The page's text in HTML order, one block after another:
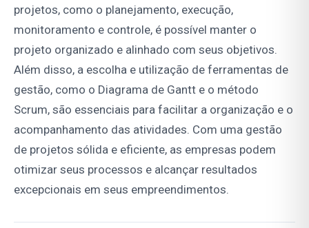
projetos, como o planejamento, execução,
monitoramento e controle, é possível manter o
projeto organizado e alinhado com seus objetivos.
Além disso, a escolha e utilização de ferramentas de
gestão, como o Diagrama de Gantt e o método
Scrum, são essenciais para facilitar a organização e o
acompanhamento das atividades. Com uma gestão
de projetos sólida e eficiente, as empresas podem
otimizar seus processos e alcançar resultados
excepcionais em seus empreendimentos.